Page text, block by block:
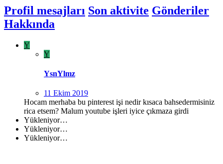
Profil mesajları Son aktivite Gönderiler
Hakkında
Y
Y
YsnYlmz
11 Ekim 2019
Hocam merhaba bu pinterest işi nedir kısaca bahsedermisiniz
rica etsem? Malum youtube işleri iyice çıkmaza girdi
Yükleniyor…
Yükleniyor…
Yükleniyor…